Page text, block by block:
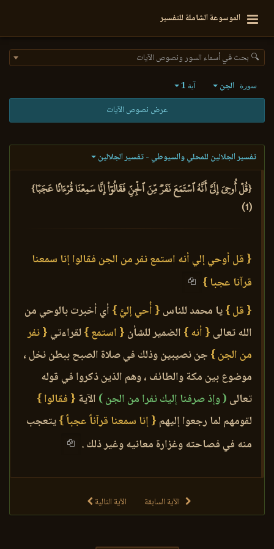
الموسوعة الشاملة للتفسير
🔍 بحث في أسماء السور ونصوص الآيات
سورة الجن آية 1
عرض نصوص الآيات
تفسير الجلالين للمحلي والسيوطي - تفسير الجلالين
{قُلۡ أُوحِيَ إِلَيَّ أَنَّهُ ٱسۡتَمَعَ نَفَرٞ مِّنَ ٱلۡجِنِّ فَقَالُوٓاْ إِنَّا سَمِعۡنَا قُرۡءَانًا عَجَبٗا}
(1)
{ قل أوحي إلي أنه استمع نفر من الجن فقالوا إنا سمعنا
قرآنا عجبا }
{ قل }يا محمد للناس { أُحي إليَّ } أي أخبرت بالوحي من
الله تعالى { أنه } الضمير للشأن { استمع } لقراءتي { نفر
من الجن } جن نصيبين وذلك في صلاة الصبح ببطن نخل ،
موضوع بين مكة والطائف ، وهم الذين ذكروا في قوله
تعالى ( وإذ صرفنا إليك نفرا من الجن ) الآية { فقالوا }
لقومهم لما رجعوا إليهم { إنا سمعنا قرآناً عجباً }يتعجب
منه في فصاحته وغزارة معانيه وغير ذلك .
الآية السابقة الآية التالية